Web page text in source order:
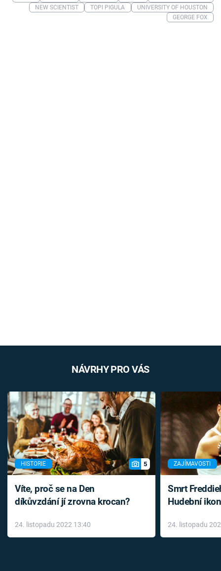
NEW SCIENTIST
TOPI PIGULA
UNIVERSITY OF HOUSTON
GEORGE FOX
NÁVRHY PRO VÁS
HISTORIE 5
Víte, proč se na Den
díkůvzdání jí zrovna krocan?
24. listopadu 2022 13:40
ZAJÍMAVOSTI
Smrt
Hudební
léky
24. listopadu